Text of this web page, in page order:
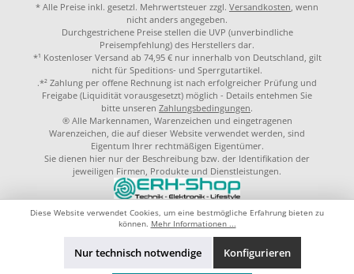
* Alle Preise inkl. gesetzl. Mehrwertsteuer zzgl. Versandkosten, wenn
nicht anders angegeben.
Durchgestrichene Preise stellen die UVP (unverbindliche
Preisempfehlung) des Herstellers dar.
*¹ Kostenloser Versand ab 74,95 € nur innerhalb von Deutschland, gilt
nicht für Speditions- und Sperrgutartikel.
.*² Zahlung per offene Rechnung ist nach erfolgreicher Prüfung und
Freigabe (Liquidität vorausgesetzt) möglich - Details entehmen Sie
bitte unseren Zahlungsbedingungen.
® Alle Markennamen, Warenzeichen und eingetragenen
Warenzeichen, die auf dieser Website verwendet werden, sind
Eigentum Ihrer rechtmäßigen Eigentümer.
Sie dienen hier nur der Beschreibung bzw. der Identifikation der
jeweiligen Firmen, Produkte und Dienstleistungen.
Diese Website verwendet Cookies, um eine bestmögliche Erfahrung bieten zu
können. Mehr Informationen ...
Nur technisch notwendige Konfigurieren